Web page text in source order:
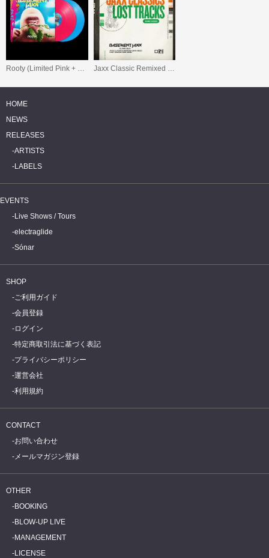
Rooty (Limited Pink + Blue Vinyl) Jaxx Classic Remixed (20162020) / Lost Tracks (19992009)
HOME
NEWS
RELEASES
ARTISTS
LABELS
EVENTS
Live Shows / Tours
electraglide
Sónar
SHOP
ご利用ガイド
会員登録
ログイン
特定商取引法に基づく表記
プライバシーポリシー
運営会社
利用規約
CONTACT
お問い合わせ
メールマガジン登録
OTHER
BOOKING
BLOW-UP LIVE
MANAGEMENT
LICENSE